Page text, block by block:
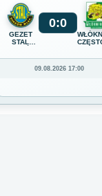
GEZET
STAL
0:0
09.08.2026 17:00